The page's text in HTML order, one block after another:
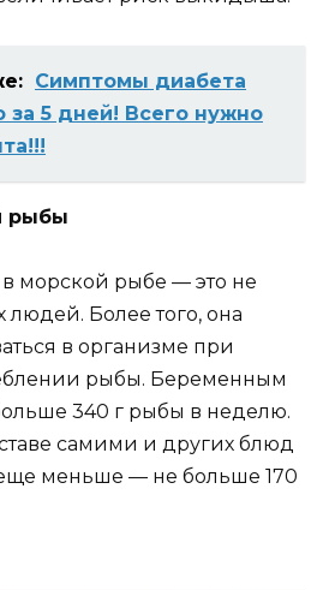
Симптомы диабета
за 5 дней! Всего нужно
рыбы
в морской рыбе — это не
людей. Более того, она
в организме при
рыбы. Беременным
340 г рыбы в неделю.
самими и других блюд
еще меньше — не больше 170